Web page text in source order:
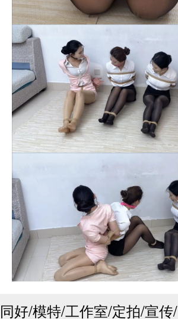
同好/模特/工作室/定拍/宣传/